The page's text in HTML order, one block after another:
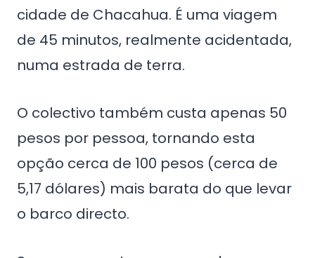
cidade de Chacahua. É uma viagem
de 45 minutos, realmente acidentada,
numa estrada de terra.
O colectivo também custa apenas 50
pesos por pessoa, tornando esta
opção cerca de 100 pesos (cerca de
5,17 dólares) mais barata do que levar
o barco directo.